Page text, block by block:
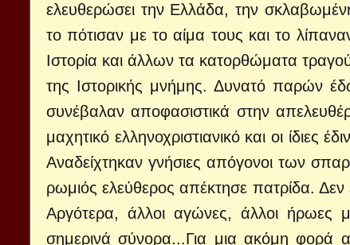
ελευθερώσει την Ελλάδα, την
το πότισαν με το αίμα τους και το
Ιστορία και άλλων τα κατορθώματα
της Ιστορικής μνήμης. Δυνατό παρών
συνέβαλαν αποφασιστικά στην
μαχητικό ελληνοχριστιανικό και οι
Αναδείχτηκαν γνήσιες απόγονοι των
ρωμιός ελεύθερος απέκτησε πατρίδα.
Αργότερα, άλλοι αγώνες, άλλοι ήρωες
σημερινά σύνορα...Για μια ακόμη φορά